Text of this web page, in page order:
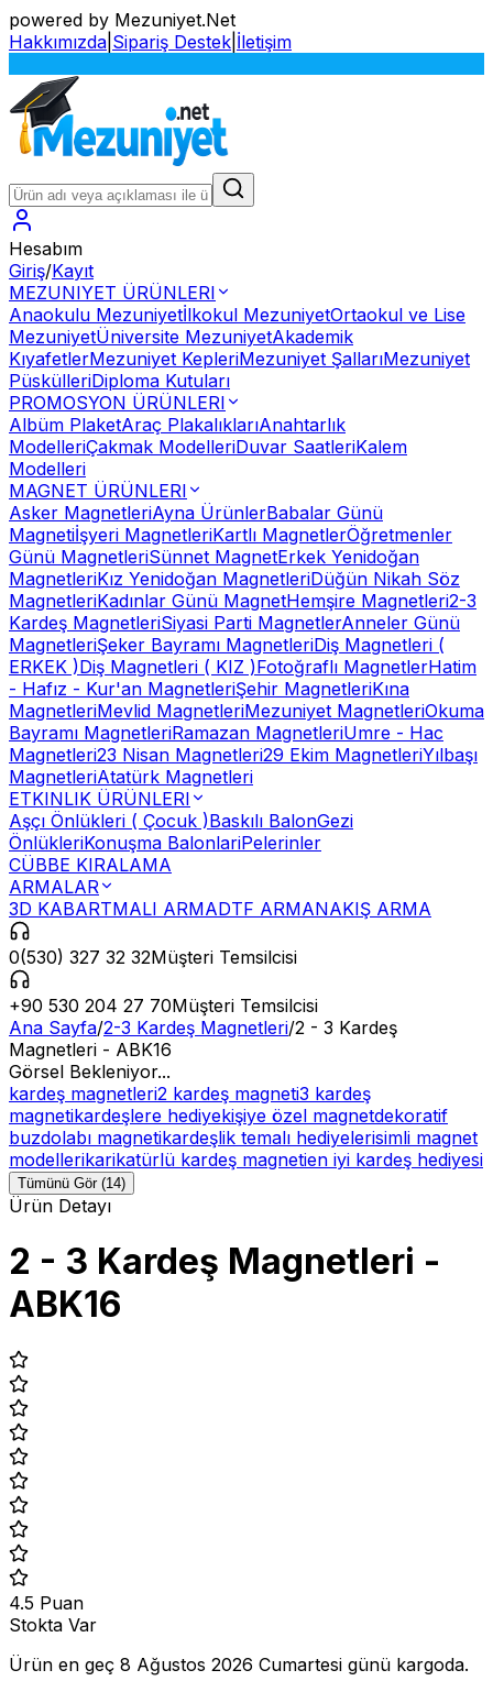
powered by Mezuniyet.Net
Hakkımızda Sipariş Destek İletişim
Hesabım
Giriş/Kayıt
MEZUNIYET ÜRÜNLERI
Anaokulu Mezuniyetİlkokul MezuniyetOrtaokul ve Lise
MezuniyetÜniversite MezuniyetAkademik
KıyafetlerMezuniyet KepleriMezuniyet ŞallarıMezuniyet
PüskülleriDiploma Kutuları
PROMOSYON ÜRÜNLERI
Albüm PlaketAraç PlakalıklarıAnahtarlık
ModelleriÇakmak ModelleriDuvar SaatleriKalem
Modelleri
MAGNET ÜRÜNLERI
Asker MagnetleriAyna ÜrünlerBabalar Günü
Magnetiİşyeri MagnetleriKartlı MagnetlerÖğretmenler
Günü MagnetleriSünnet MagnetErkek Yenidoğan
MagnetleriKız Yenidoğan MagnetleriDüğün Nikah Söz
MagnetleriKadınlar Günü MagnetHemşire Magnetleri2-3
Kardeş MagnetleriSiyasi Parti MagnetlerAnneler Günü
MagnetleriŞeker Bayramı MagnetleriDiş Magnetleri (
ERKEK )Diş Magnetleri ( KIZ )Fotoğraflı MagnetlerHatim
- Hafız - Kur'an MagnetleriŞehir MagnetleriKına
MagnetleriMevlid MagnetleriMezuniyet MagnetleriOkuma
Bayramı MagnetleriRamazan MagnetleriUmre - Hac
Magnetleri23 Nisan Magnetleri29 Ekim MagnetleriYılbaşı
MagnetleriAtatürk Magnetleri
ETKINLIK ÜRÜNLERI
Aşçı Önlükleri ( Çocuk )Baskılı BalonGezi
ÖnlükleriKonuşma BalonlariPelerinler
CÜBBE KIRALAMA
ARMALAR
3D KABARTMALI ARMADTF ARMANAKIŞ ARMA
0(530) 327 32 32Müşteri Temsilcisi
+90 530 204 27 70Müşteri Temsilcisi
Ana Sayfa/2-3 Kardeş Magnetleri/2 - 3 Kardeş
Magnetleri - ABK16
Görsel Bekleniyor...
kardeş magnetleri2 kardeş magneti3 kardeş
magnetikardeşlere hediyekişiye özel magnetdekoratif
buzdolabı magnetikardeşlik temalı hediyelerisimli magnet
modellerikarikatürlü kardeş magnetien iyi kardeş hediyesi
Tümünü Gör (14)
Ürün Detayı
2 - 3 Kardeş Magnetleri -
ABK16
4.5 Puan
Stokta Var
Ürün en geç 8 Ağustos 2026 Cumartesi günü kargoda.